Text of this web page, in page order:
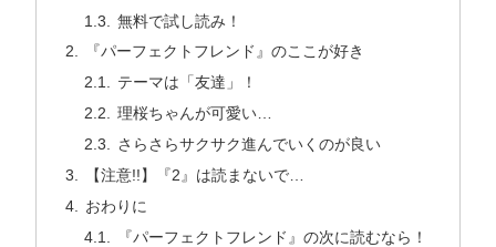
無料で試し読み！
『パーフェクトフレンド』のここが好き
テーマは「友達」！
理桜ちゃんが可愛い…
さらさらサクサク進んでいくのが良い
【注意!!】『2』は読まないで…
おわりに
『パーフェクトフレンド』の次に読むなら！